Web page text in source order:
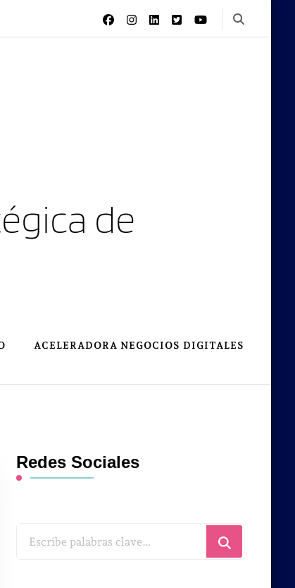
de
ACELERADORA NEGOCIOS DIGITALES
Redes Sociales
¿Buscas